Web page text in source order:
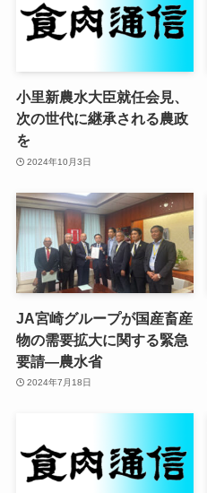
小里新農水大臣就任会見、
次の世代に継承される農政
を
2024年10月3日
JA宮崎グループが国産畜産
物の需要拡大に関する緊急
要請—農水省
2024年7月18日